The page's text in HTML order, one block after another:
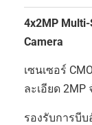
4x2MP
Camera
เซนเซอร์
ละเอียด 2MP
รองรับการบีบ